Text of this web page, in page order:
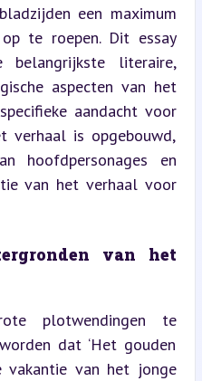
een maximum
te roepen. Dit essay
literaire,
aspecten van het
aandacht voor
verhaal is opgebouwd,
hoofdpersonages en
van het verhaal voor
van het
plotwendingen te
dat ‘Het gouden
vakantie van het jonge